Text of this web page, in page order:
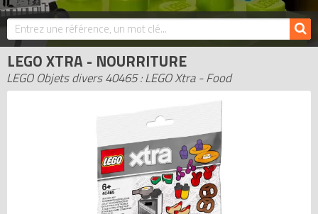
NOUVEAUTÉS
LEGO 2026
BONS PLANS
ACTUALITÉS
EXPOSITIONS LEGO
LEGO LES PLUS CHERS
DERNIERS LEGO AJOUTÉS
LEGO XTRA - NOURRITURE
LEGO Objets divers 40465 : LEGO Xtra - Food